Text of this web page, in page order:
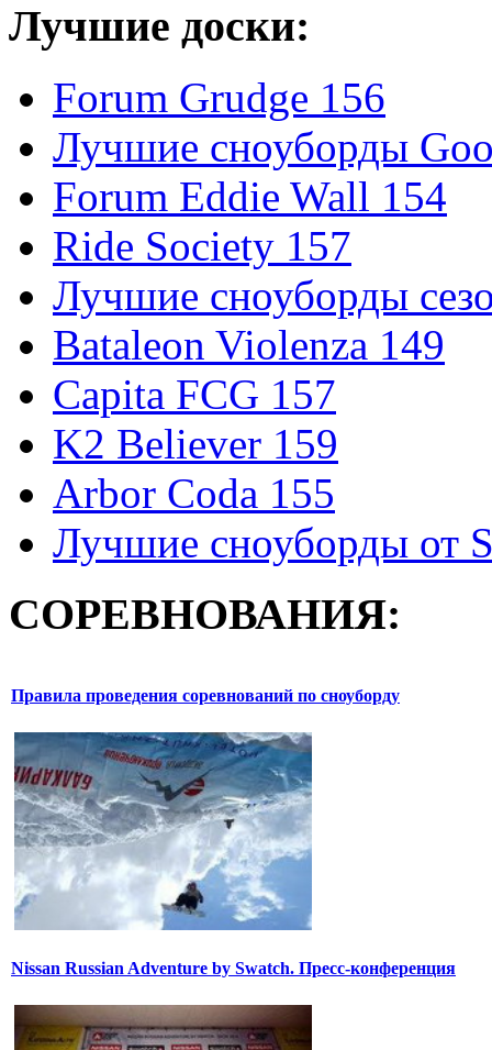
Лучшие доски:
Forum Grudge 156
Лучшие сноуборды
Forum Eddie Wall 154
Ride Society 157
Лучшие сноуборды
Bataleon Violenza 149
Capita FCG 157
K2 Believer 159
Arbor Coda 155
Лучшие сноуборды от
СОРЕВНОВАНИЯ:
Правила проведения соревнований по сноуборду
Nissan Russian Adventure by Swatch. Пресс-конференция